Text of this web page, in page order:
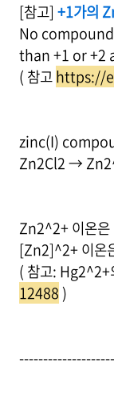
[참고] +1가의
No
than +1 or +2
( 참고https://
zinc(I)
Zn2Cl2 →
Zn2^2+ 이온은
[Zn2]^2+ 이온
( 참고: Hg2^2+
12488 )